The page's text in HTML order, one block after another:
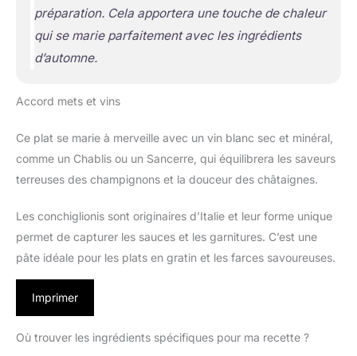
préparation. Cela apportera une touche de chaleur
qui se marie parfaitement avec les ingrédients
d’automne.
Accord mets et vins
Ce plat se marie à merveille avec un vin blanc sec et minéral,
comme un Chablis ou un Sancerre, qui équilibrera les saveurs
terreuses des champignons et la douceur des châtaignes.
Les conchiglionis sont originaires d’Italie et leur forme unique
permet de capturer les sauces et les garnitures. C’est une
pâte idéale pour les plats en gratin et les farces savoureuses.
Imprimer
Où trouver les ingrédients spécifiques pour ma recette ?